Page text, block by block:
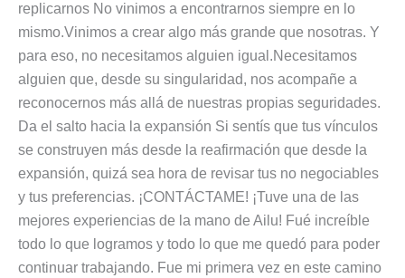
replicarnos No vinimos a encontrarnos siempre en lo
mismo.Vinimos a crear algo más grande que nosotras. Y
para eso, no necesitamos alguien igual.Necesitamos
alguien que, desde su singularidad, nos acompañe a
reconocernos más allá de nuestras propias seguridades.
Da el salto hacia la expansión Si sentís que tus vínculos
se construyen más desde la reafirmación que desde la
expansión, quizá sea hora de revisar tus no negociables
y tus preferencias. ¡CONTÁCTAME! ¡Tuve una de las
mejores experiencias de la mano de Ailu! Fué increíble
todo lo que logramos y todo lo que me quedó para poder
continuar trabajando. Fue mi primera vez en este camino